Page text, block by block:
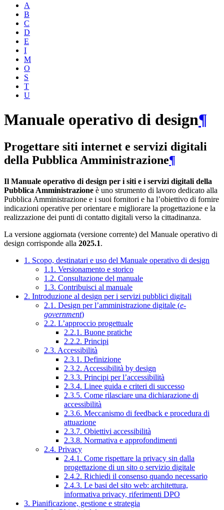
A
B
C
D
E
I
M
O
S
T
U
Manuale operativo di design¶
Progettare siti internet e servizi digitali
della Pubblica Amministrazione¶
Il Manuale operativo di design per i siti e i servizi digitali della
Pubblica Amministrazione è uno strumento di lavoro dedicato alla
Pubblica Amministrazione e i suoi fornitori e ha l’obiettivo di fornire
indicazioni operative per orientare e migliorare la progettazione e la
realizzazione dei punti di contatto digitali verso la cittadinanza.
La versione aggiornata (versione corrente) del Manuale operativo di
design corrisponde alla 2025.1.
1. Scopo, destinatari e uso del Manuale operativo di design
1.1. Versionamento e storico
1.2. Consultazione del manuale
1.3. Contribuisci al manuale
2. Introduzione al design per i servizi pubblici digitali
2.1. Design per l’amministrazione digitale (e-
government)
2.2. L’approccio progettuale
2.2.1. Buone pratiche
2.2.2. Principi
2.3. Accessibilità
2.3.1. Definizione
2.3.2. Accessibilità by design
2.3.3. Principi per l’accessibilità
2.3.4. Linee guida e criteri di successo
2.3.5. Come rilasciare una dichiarazione di
accessibilità
2.3.6. Meccanismo di feedback e procedura di
attuazione
2.3.7. Obiettivi accessibilità
2.3.8. Normativa e approfondimenti
2.4. Privacy
2.4.1. Come rispettare la privacy sin dalla
progettazione di un sito o servizio digitale
2.4.2. Richiedi il consenso quando necessario
2.4.3. Le basi del sito web: architettura,
informativa privacy, riferimenti DPO
3. Pianificazione, gestione e strategia